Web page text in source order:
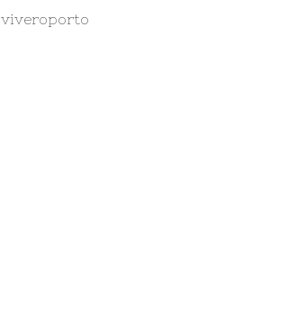
viveroporto